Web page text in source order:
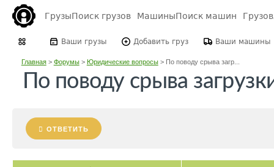
ГрузыПоиск грузов МашиныПоиск машин
Ваши грузы Добавить груз Ваши машины
Главная> Форумы> Юридические вопросы> По поводу срыва загр...
По поводу срыва
ОТВЕТИТЬ